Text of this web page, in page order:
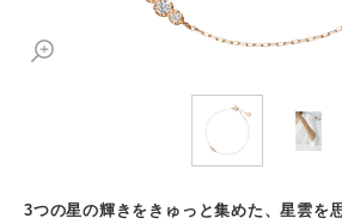
3つの星の輝きをきゅっと集めた、星雲を